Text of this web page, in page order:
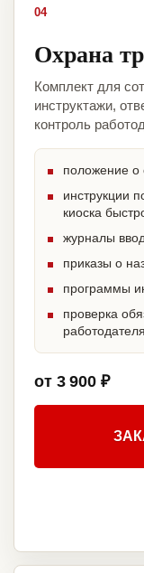
04
Охрана
Комплект для
инструктажи,
контроль
положение о
инструкции
киоска
журналы
приказы о
программы
проверка
работодателя
от 3 900 ₽